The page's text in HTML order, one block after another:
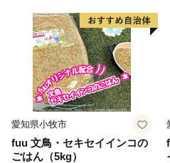
愛知県小牧市
fuu 文鳥・セキセイインコの
ごはん（5kg）